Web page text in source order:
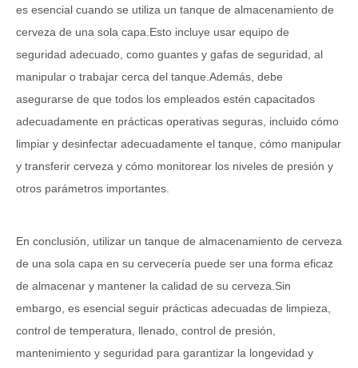
es esencial cuando se utiliza un tanque de almacenamiento de
cerveza de una sola capa.Esto incluye usar equipo de
seguridad adecuado, como guantes y gafas de seguridad, al
manipular o trabajar cerca del tanque.Además, debe
asegurarse de que todos los empleados estén capacitados
adecuadamente en prácticas operativas seguras, incluido cómo
limpiar y desinfectar adecuadamente el tanque, cómo manipular
y transferir cerveza y cómo monitorear los niveles de presión y
otros parámetros importantes.
En conclusión, utilizar un tanque de almacenamiento de cerveza
de una sola capa en su cervecería puede ser una forma eficaz
de almacenar y mantener la calidad de su cerveza.Sin
embargo, es esencial seguir prácticas adecuadas de limpieza,
control de temperatura, llenado, control de presión,
mantenimiento y seguridad para garantizar la longevidad y